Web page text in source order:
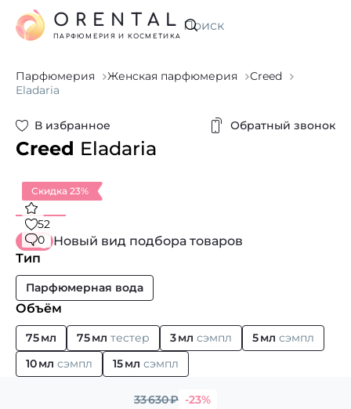
Искать
ORENTAL
ПАРФЮМЕРИЯ И КОСМЕТИКА
Парфюмерия Женская парфюмерия
Creed
Eladaria
В избранное Обратный звонок
Creed Eladaria
Скидка 23%
52
0
Новый вид подбора товаров
Тип
Парфюмерная вода
Объём
75 мл 75 мл тестер 3 мл сэмпл 5 мл сэмпл
10 мл сэмпл 15 мл сэмпл
33 630₽ -23%